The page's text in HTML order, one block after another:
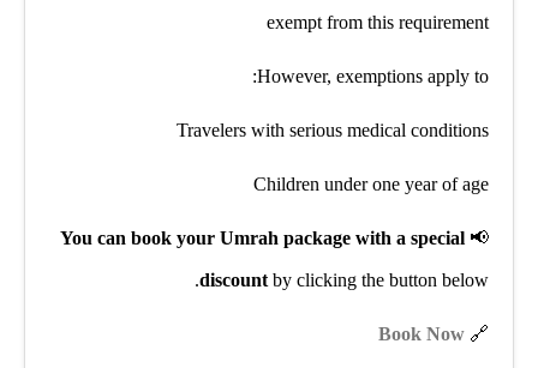
exempt from this requirement
However, exemptions apply to:
Travelers with serious medical conditions
Children under one year of age
📢
You can book your Umrah package with a special
discount by clicking the button below.
🔗
Book Now